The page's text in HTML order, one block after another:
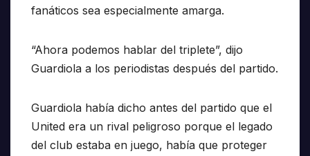
fanáticos sea especialmente amarga.
“Ahora podemos hablar del triplete”, dijo
Guardiola a los periodistas después del partido.
Guardiola había dicho antes del partido que el
United era un rival peligroso porque el legado
del club estaba en juego, había que proteger